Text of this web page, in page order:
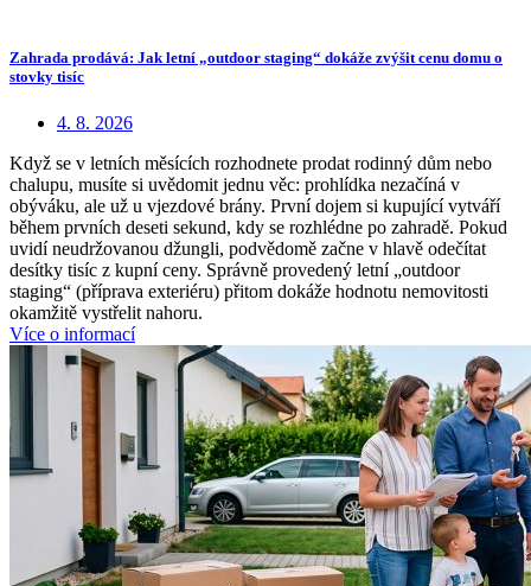
Zahrada prodává: Jak letní „outdoor staging“ dokáže zvýšit cenu domu o
stovky tisíc
4. 8. 2026
Když se v letních měsících rozhodnete prodat rodinný dům nebo
chalupu, musíte si uvědomit jednu věc: prohlídka nezačíná v
obýváku, ale už u vjezdové brány. První dojem si kupující vytváří
během prvních deseti sekund, kdy se rozhlédne po zahradě. Pokud
uvidí neudržovanou džungli, podvědomě začne v hlavě odečítat
desítky tisíc z kupní ceny. Správně provedený letní „outdoor
staging“ (příprava exteriéru) přitom dokáže hodnotu nemovitosti
okamžitě vystřelit nahoru.
Více o informací